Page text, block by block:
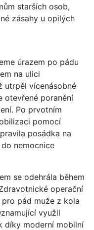
starších osob,
zásahy u opilých
úrazem po pádu
na ulici
utrpěl vícenásobné
otevřené poranění
Po prvotním
pomocí
posádka na
nemocnice
se odehrála během
operační
pád muže z kola
využil
díky moderní mobilní